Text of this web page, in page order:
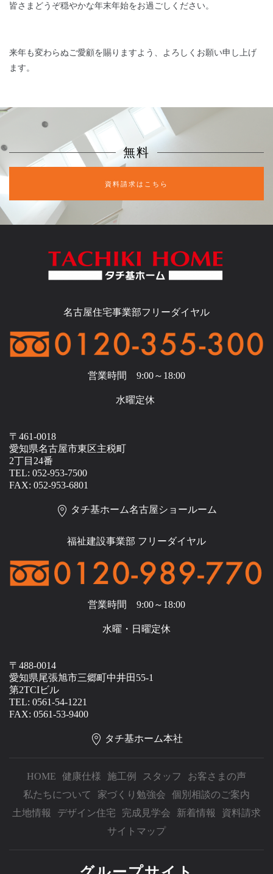
皆さまどうぞ穏やかな年末年始をお過ごしください。
来年も変わらぬご愛顧を賜りますよう、よろしくお願い申し上げ
ます。
無料
資料請求はこちら
名古屋住宅事業部フリーダイヤル
営業時間 9:00～18:00
水曜定休
〒461-0018
愛知県名古屋市東区主税町
2丁目24番
TEL: 052-953-7500
FAX: 052-953-6801
タチ基ホーム名古屋ショールーム
福祉建設事業部 フリーダイヤル
営業時間 9:00～18:00
水曜・日曜定休
〒488-0014
愛知県尾張旭市三郷町中井田55-1
第2TCIビル
TEL: 0561-54-1221
FAX: 0561-53-9400
タチ基ホーム本社
HOME 健康仕様 施工例 スタッフ
お客さまの声
私たちについて
家づくり勉強会
個別相談のご案内
土地情報
デザイン住宅 完成見学会 新着情報
資料請求
サイトマップ